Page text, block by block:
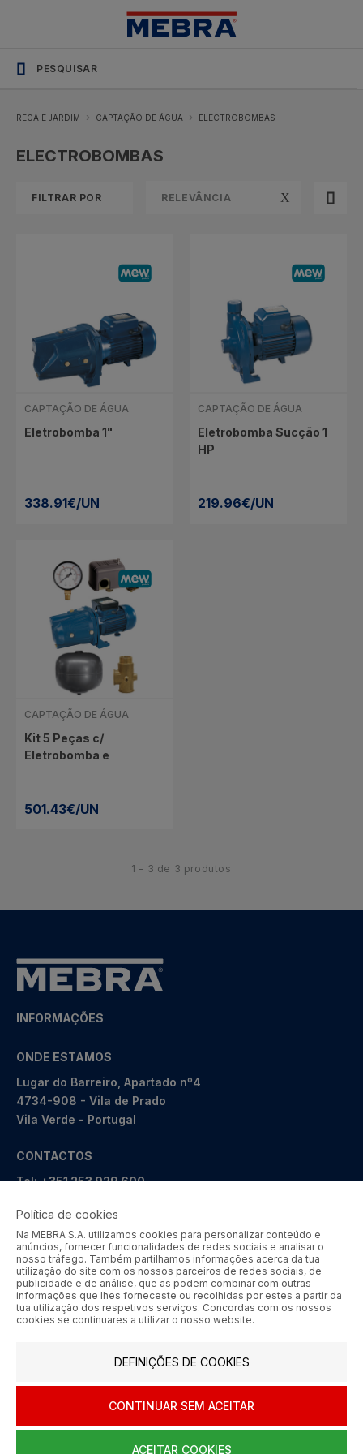
SHOP_CATEGORY_NAME
permanente
REGA E JARDIM CAPTAÇÃO DE ÁGUA ELECTROBOMBAS
ELECTROBOMBAS
FILTRAR POR RELEVÂNCIA
CAPTAÇÃO DE ÁGUA
Eletrobomba 1"
338.91€/UN
CAPTAÇÃO DE ÁGUA
Eletrobomba Sucção 1
HP
219.96€/UN
CAPTAÇÃO DE ÁGUA
Kit 5 Peças c/
Eletrobomba e
501.43€/UN
1 - 3 de 3 produtos
INFORMAÇÕES
ONDE ESTAMOS
Lugar do Barreiro, Apartado nº4
4734-908 - Vila de Prado
Vila Verde - Portugal
CONTACTOS
Tel:+351 253 929 600
geral@mebra.pt
CERTIFICAÇÕES PRÉMIOS
MEBRA - Comércio por Grosso de Metais e Acessórios de Braga
S.A. © 2026 Todos os direitos reservados.
Aos preços apresentados acresce IVA à taxa em vigor.
Política de cookies
Na MEBRA S.A. utilizamos cookies para personalizar conteúdo e
anúncios, fornecer funcionalidades de redes sociais e analisar o
nosso tráfego. Também partilhamos informações acerca da tua
utilização do site com os nossos parceiros de redes sociais, de
publicidade e de análise, que as podem combinar com outras
informações que lhes forneceste ou recolhidas por estes a partir da
tua utilização dos respetivos serviços. Concordas com os nossos
cookies se continuares a utilizar o nosso website.
DEFINIÇÕES DE COOKIES
CONTINUAR SEM ACEITAR
ACEITAR COOKIES